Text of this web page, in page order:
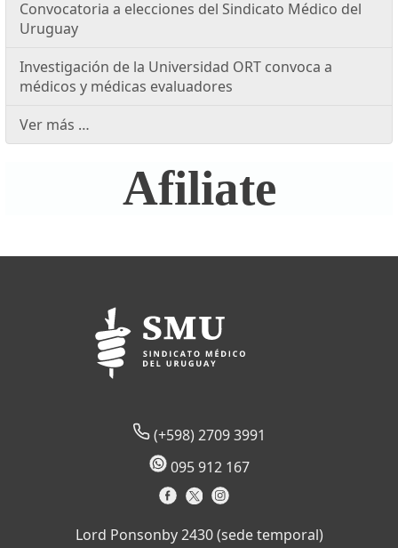
Convocatoria a elecciones del Sindicato Médico del
Uruguay
Investigación de la Universidad ORT convoca a
médicos y médicas evaluadores
Ver más …
Afiliate
(+598) 2709 3991
095 912 167
Lord Ponsonby 2430 (sede temporal)